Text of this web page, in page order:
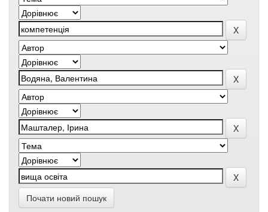
Почати новий пошук